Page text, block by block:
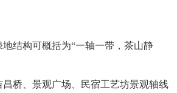
结构可概括为“一轴一带，茶山静
桥、景观广场、民宿工艺坊景观轴线